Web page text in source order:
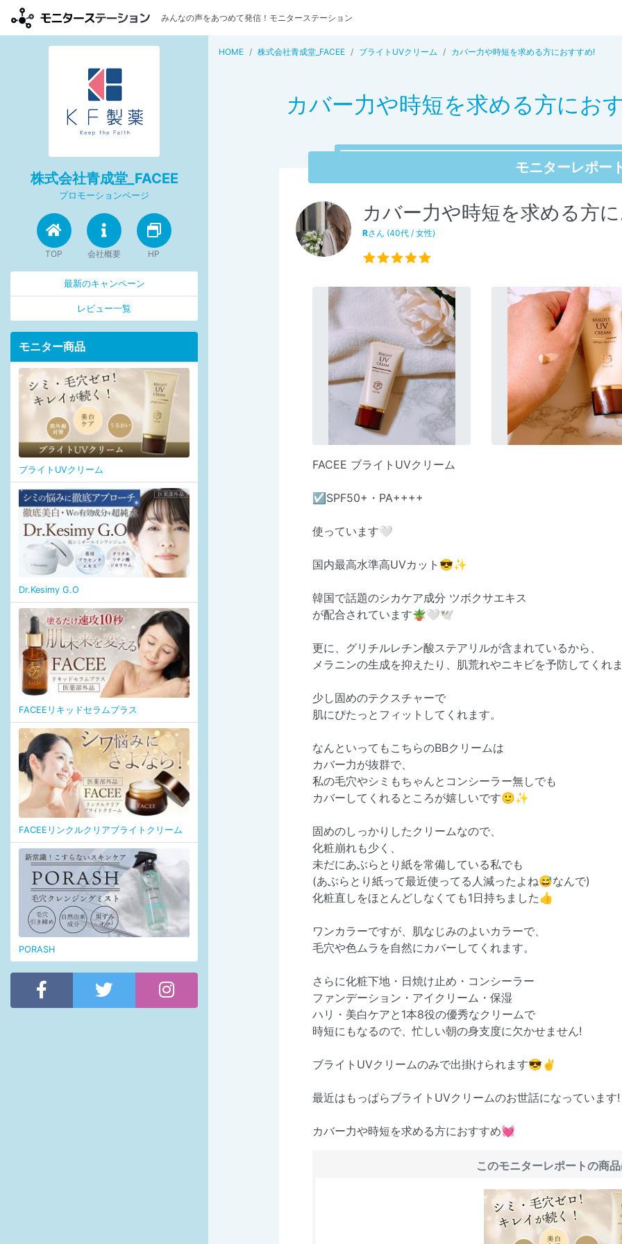
みんなの声をあつめて発信！モニターステーション
HOME 株式会社青成堂_FACEE ブライトUVクリーム カバー力や時短を求める方におすすめ!
カバー力や時短を求める方にお
モニターレポー
カバー力や時短を求める方
Rさん (40代 / 女性)
FACEE ブライトUVクリーム
☑SPF50+・PA++++
使っています🤍
国内最高水準高UVカット😎✨
韓国で話題のシカケア成分 ツボクサエキス
が配合されています🪴🤍🕊
更に、グリチルレチン酸ステアリルが含まれているから、
メラニンの生成を抑えたり、肌荒れやニキビを予防してくれ
少し固めのテクスチャーで
肌にぴたっとフィットしてくれます。
なんといってもこちらのBBクリームは
カバー力が抜群で、
私の毛穴やシミもちゃんとコンシーラー無しでも
カバーしてくれるところが嬉しいです🙂✨
固めのしっかりしたクリームなので、
化粧崩れも少く、
未だにあぶらとり紙を常備している私でも
(あぶらとり紙って最近使ってる人減ったよね😅なんで)
化粧直しをほとんどしなくても1日持ちました👍
ワンカラーですが、肌なじみのよいカラーで、
毛穴や色ムラを自然にカバーしてくれます。
さらに化粧下地・日焼け止め・コンシーラー
ファンデーション・アイクリーム・保湿
ハリ・美白ケアと1本8役の優秀なクリームで
時短にもなるので、忙しい朝の身支度に欠かせません!
ブライトUVクリームのみで出掛けられます😎✌️
最近はもっぱらブライトUVクリームのお世話になっています!
カバー力や時短を求める方におすすめ💓
このモニターレポートの商
株式会社青成堂_FACEE
プロモーションページ
TOP 会社概要 HP
最新のキャンペーン
レビュー一覧
モニター商品
ブライトUVクリーム
Dr.Kesimy G.O
FACEEリキッドセラムプラス
FACEEリンクルクリアブライトクリーム
PORASH